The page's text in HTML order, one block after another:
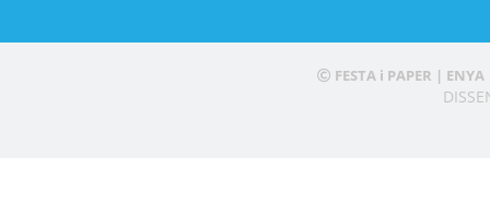
FESTA i PAPER | ENYA